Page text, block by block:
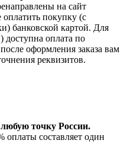
на сайт
покупку (с
банковской картой. Для
оплата по
оформления заказа вам
реквизитов.
точку России.
оплаты составляет один